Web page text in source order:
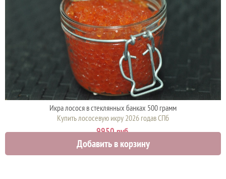
Икра лосося в стеклянных банках 500 грамм
Купить лососевую икру 2026 годав СПб
9950 руб.
Добавить в корзину